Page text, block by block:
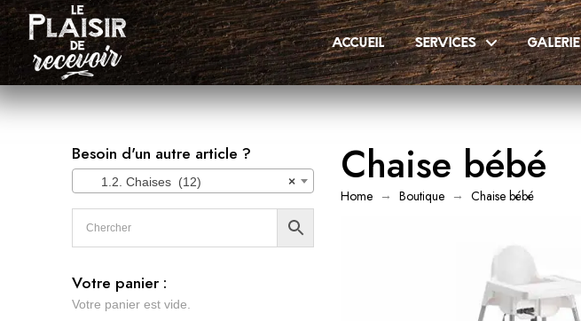
accueil services galerie
Besoin d'un autre article ?
×
1.2. Chaises (12)
Votre panier :
Votre panier est vide.
Chaise bébé
Home → Boutique → Chaise bébé